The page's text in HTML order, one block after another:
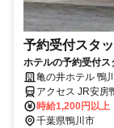
予約受付スタ
ホテルの予約受付
亀の井ホテル 鴨川
アクセス JR安房
時給1,200円以上
千葉県鴨川市